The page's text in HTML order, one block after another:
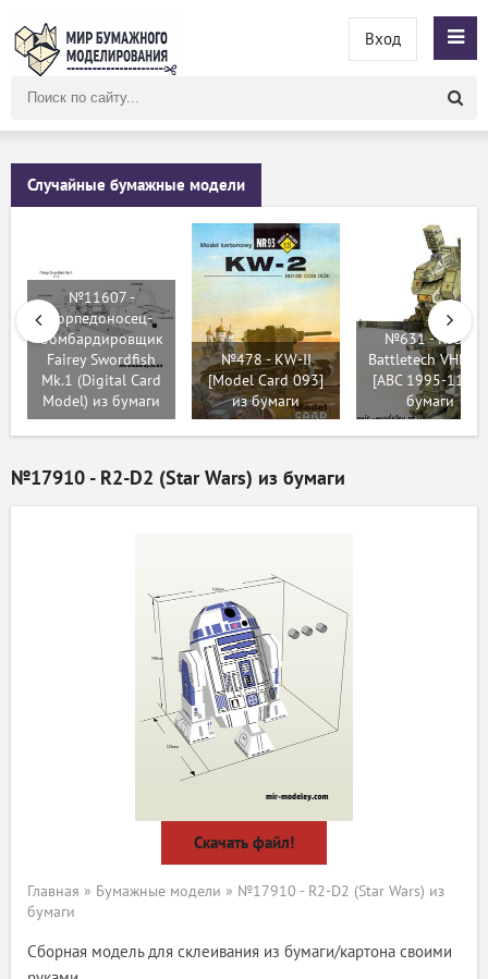
сайту
Вход
Случайные бумажные модели
№11607 -
Торпедоносец-
бомбардировщик
Fairey Swordfish
Mk.1 (Digital Card
Model) из бумаги
№478 - KW-II
[Model Card 093]
из бумаги
№631 - Robot
Battletech VHM-
[ABC 1995-11] из
бумаги
№17910 - R2-D2 (Star Wars) из бумаги
Скачать файл!
Главная » Бумажные модели » №17910 - R2-D2 (Star Wars) из
бумаги
Сборная модель для склеивания из бумаги/картона своими